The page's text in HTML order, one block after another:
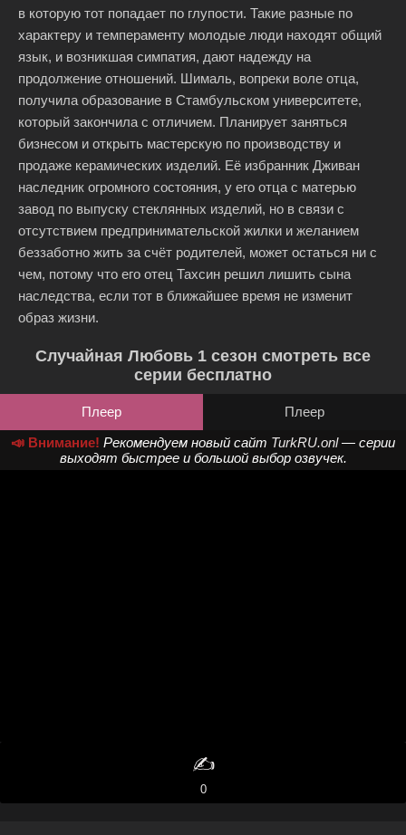
в которую тот попадает по глупости. Такие разные по
характеру и темпераменту молодые люди находят общий
язык, и возникшая симпатия, дают надежду на
продолжение отношений. Шималь, вопреки воле отца,
получила образование в Стамбульском университете,
который закончила с отличием. Планирует заняться
бизнесом и открыть мастерскую по производству и
продаже керамических изделий. Её избранник Дживан
наследник огромного состояния, у его отца с матерью
завод по выпуску стеклянных изделий, но в связи с
отсутствием предпринимательской жилки и желанием
беззаботно жить за счёт родителей, может остаться ни с
чем, потому что его отец Тахсин решил лишить сына
наследства, если тот в ближайшее время не изменит
образ жизни.
Случайная Любовь 1 сезон смотреть все
серии бесплатно
Плеер
Плеер
📣 Внимание! Рекомендуем новый сайт TurkRU.onl— серии
выходят быстрее и большой выбор озвучек.
✍️
0